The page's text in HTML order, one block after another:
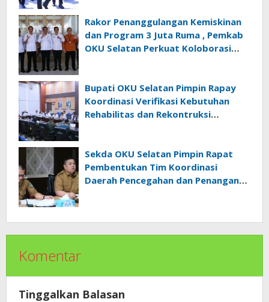
Rakor Penanggulangan Kemiskinan
dan Program 3 Juta Ruma , Pemkab
OKU Selatan Perkuat Koloborasi
Bupati OKU Selatan Pimpin Rapay
Koordinasi Verifikasi Kebutuhan
Rehabilitas dan Rekontruksi
Sekda OKU Selatan Pimpin Rapat
Pembentukan Tim Koordinasi
Daerah Pencegahan dan Penanganan
Komentar
Tinggalkan Balasan